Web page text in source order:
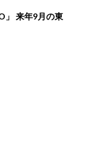
」 来年9月の東